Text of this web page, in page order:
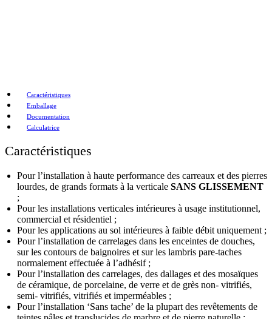
Caractéristiques
Emballage
Documentation
Calculatrice
Caractéristiques
Pour l’installation à haute performance des carreaux et des pierres
lourdes, de grands formats à la verticale SANS GLISSEMENT
;
Pour les installations verticales intérieures à usage institutionnel,
commercial et résidentiel ;
Pour les applications au sol intérieures à faible débit uniquement ;
Pour l’installation de carrelages dans les enceintes de douches,
sur les contours de baignoires et sur les lambris pare-taches
normalement effectuée à l’adhésif ;
Pour l’installation des carrelages, des dallages et des mosaïques
de céramique, de porcelaine, de verre et de grès non- vitrifiés,
semi- vitrifiés, vitrifiés et imperméables ;
Pour l’installation ‘Sans tache’ de la plupart des revêtements de